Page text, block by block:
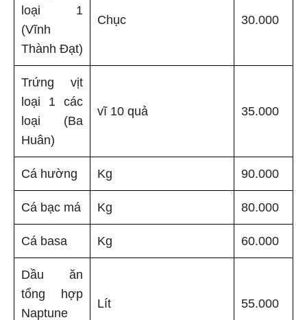
loại 1
(Vĩnh
Thành Đạt)
Chục 30.000
Trứng vịt
loại 1 các
loại (Ba
Huân)
vĩ 10 quả 35.000
Cá hường Kg 90.000
Cá bạc má Kg 80.000
Cá basa Kg 60.000
Dầu ăn
tổng hợp
Naptune
Lít 55.000